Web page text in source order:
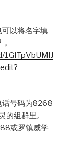
以将名字填
话号码为8268
组群里。
或罗镇威学